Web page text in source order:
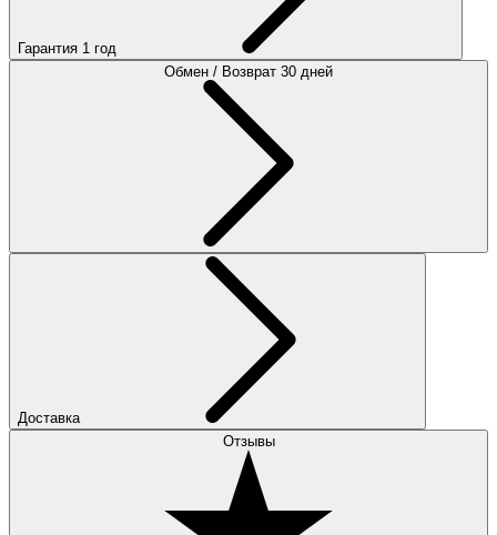
Гарантия 1 год
Обмен / Возврат 30 дней
Доставка
Отзывы